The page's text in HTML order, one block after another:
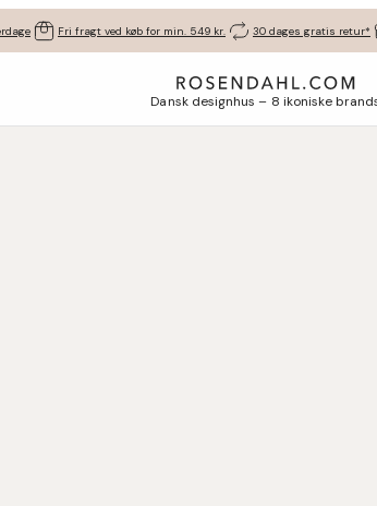
Fri fragt ved køb for min. 549 kr. 30 dages gratis retur*
Dansk designhus – 8 ikoniske